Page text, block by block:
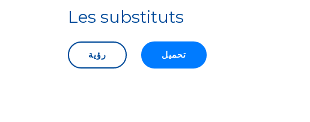
Les substituts
تحميل رؤية